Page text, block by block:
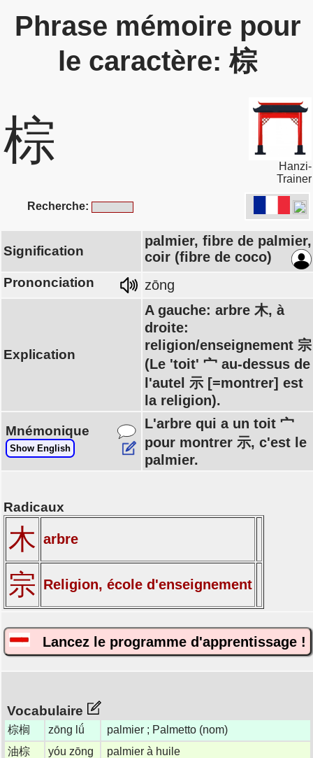
Phrase mémoire pour
le caractère: 棕
棕
Hanzi-
Trainer
Recherche:
Signification
palmier, fibre de palmier,
coir (fibre de coco)
Prononciation zōng
Explication
A gauche: arbre 木, à
droite:
religion/enseignement 宗
(Le 'toit' 宀 au-dessus de
l'autel 示 [=montrer] est
la religion).
Mnémonique
Show English
L'arbre qui a un toit 宀
pour montrer 示, c'est le
palmier.
Radicaux
木 arbre
宗 Religion, école d'enseignement
Lancez le programme d'apprentissage !
Vocabulaire
棕榈 zōng lǘ
palmier ; Palmetto (nom)
油棕
yóu zōng palmier à huile